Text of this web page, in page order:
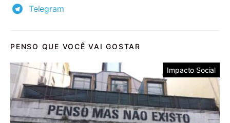
Telegram
PENSO QUE VOCÊ VAI GOSTAR
Impacto Social